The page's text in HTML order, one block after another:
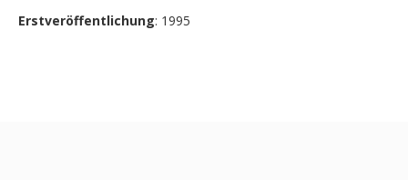
Erstveröffentlichung: 1995